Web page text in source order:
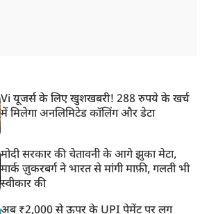
Vi यूजर्स के लिए खुशखबरी! 288 रुपये के खर्च
में मिलेगा अनलिमिटेड कॉलिंग और डेटा
मोदी सरकार की चेतावनी के आगे झुका मेटा,
मार्क ज़ुकरबर्ग ने भारत से मांगी माफ़ी, गलती भी
स्वीकार की
अब ₹2,000 से ऊपर के UPI पेमेंट पर लग